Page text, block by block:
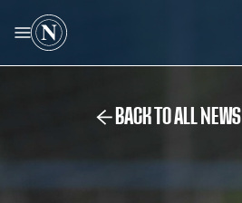
BACK TO ALL NEWS